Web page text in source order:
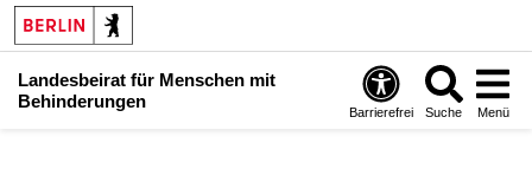
Landesbeirat für Menschen mit
Behinderungen
Barrierefrei Suche Menü